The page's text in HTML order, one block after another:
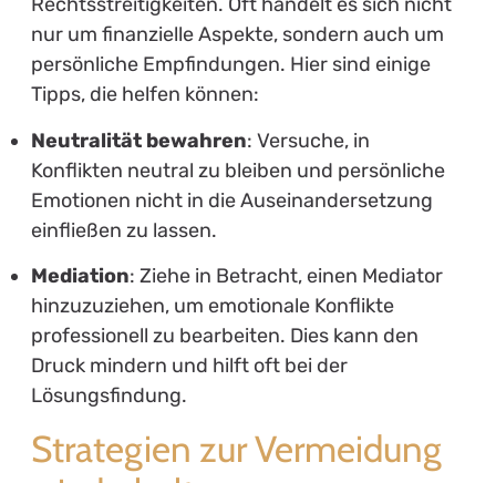
Rechtsstreitigkeiten. Oft handelt es sich nicht
nur um finanzielle Aspekte, sondern auch um
persönliche Empfindungen. Hier sind einige
Tipps, die helfen können:
Neutralität bewahren: Versuche, in
Konflikten neutral zu bleiben und persönliche
Emotionen nicht in die Auseinandersetzung
einfließen zu lassen.
Mediation: Ziehe in Betracht, einen Mediator
hinzuzuziehen, um emotionale Konflikte
professionell zu bearbeiten. Dies kann den
Druck mindern und hilft oft bei der
Lösungsfindung.
Strategien zur Vermeidung